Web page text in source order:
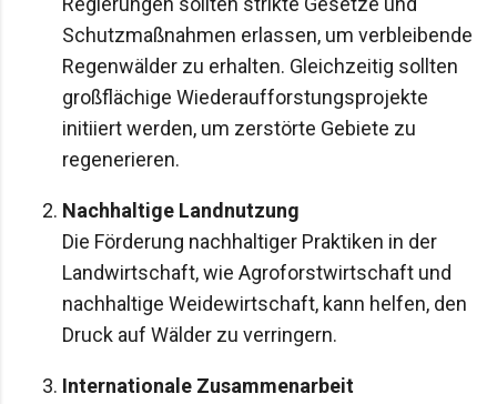
Schutzmaßnahmen erlassen, um verbleibende
Regenwälder zu erhalten. Gleichzeitig sollten
großflächige Wiederaufforstungsprojekte
initiiert werden, um zerstörte Gebiete zu
regenerieren.
Nachhaltige Landnutzung
Die Förderung nachhaltiger Praktiken in der
Landwirtschaft, wie Agroforstwirtschaft und
nachhaltige Weidewirtschaft, kann helfen, den
Druck auf Wälder zu verringern.
Internationale Zusammenarbeit